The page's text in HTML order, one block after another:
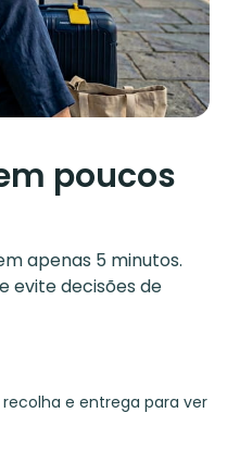
poucos
apenas 5 minutos.
evite decisões de
e entrega para ver